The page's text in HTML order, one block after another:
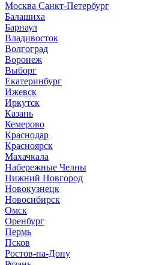
Москва Санкт-Петербург
Балашиха
Барнаул
Владивосток
Волгоград
Воронеж
Выборг
Екатеринбург
Ижевск
Иркутск
Казань
Кемерово
Краснодар
Красноярск
Махачкала
Набережные Челны
Нижний Новгород
Новокузнецк
Новосибирск
Омск
Оренбург
Пермь
Псков
Ростов-на-Дону